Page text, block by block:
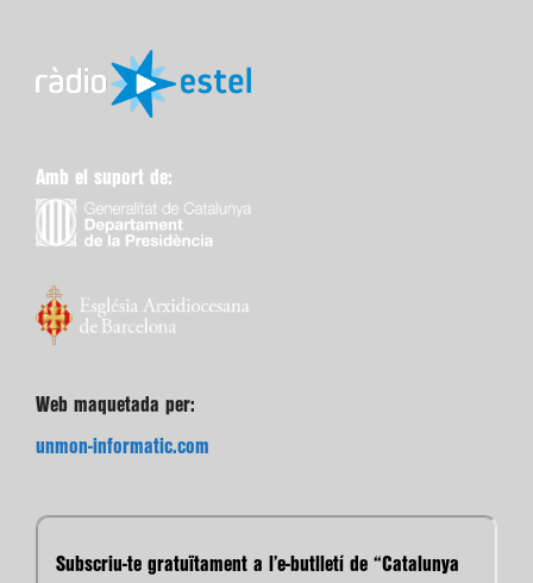
Amb el suport de:
Web maquetada per:
unmon-informatic.com
Subscriu-te gratuïtament a l’e-butlletí de “Catalunya